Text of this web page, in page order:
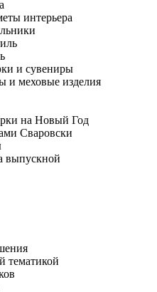
интерьера
и сувениры
и меховые изделия
на Новый Год
Сваровски
выпускной
тематикой